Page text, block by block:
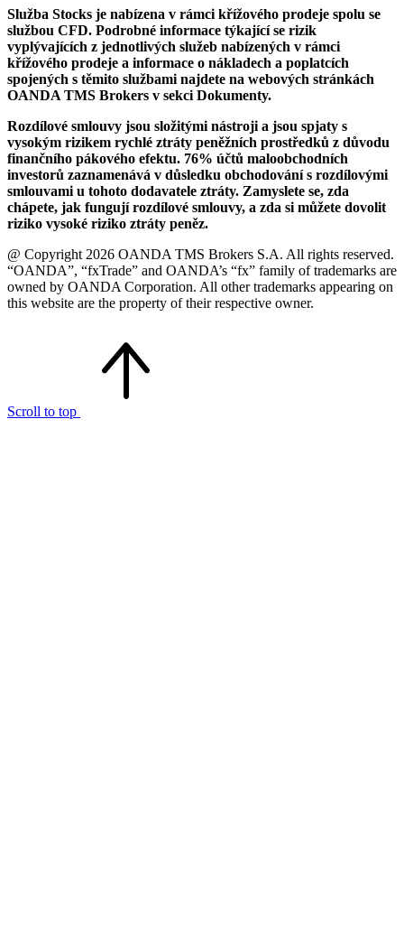
Služba Stocks je nabízena v rámci křížového prodeje spolu se
službou CFD. Podrobné informace týkající se rizik
vyplývajících z jednotlivých služeb nabízených v rámci
křížového prodeje a informace o nákladech a poplatcích
spojených s těmito službami najdete na webových stránkách
OANDA TMS Brokers v sekci Dokumenty.
Rozdílové smlouvy jsou složitými nástroji a jsou spjaty s
vysokým rizikem rychlé ztráty peněžních prostředků z důvodu
finančního pákového efektu. 76% účtů maloobchodních
investorů zaznamenává v důsledku obchodování s rozdílovými
smlouvami u tohoto dodavatele ztráty. Zamyslete se, zda
chápete, jak fungují rozdílové smlouvy, a zda si můžete dovolit
riziko vysoké riziko ztráty peněz.
@ Copyright 2026 OANDA TMS Brokers S.A. All rights reserved.
“OANDA”, “fxTrade” and OANDA’s “fx” family of trademarks are
owned by OANDA Corporation. All other trademarks appearing on
this website are the property of their respective owner.
Scroll to top